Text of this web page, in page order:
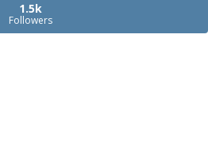
1.5k
Followers